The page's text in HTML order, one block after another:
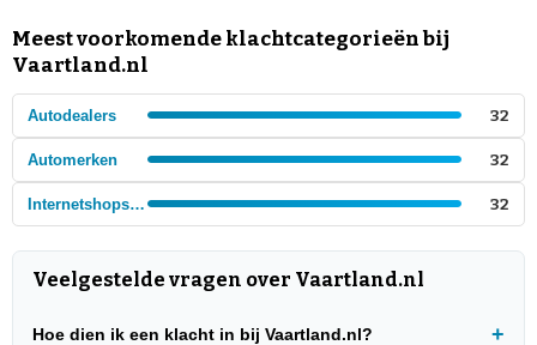
Meest voorkomende klachtcategorieën bij
Vaartland.nl
Autodealers 32
Automerken 32
Internetshops - Auto's en auto onderdelen 32
Veelgestelde vragen over Vaartland.nl
Hoe dien ik een klacht in bij Vaartland.nl?